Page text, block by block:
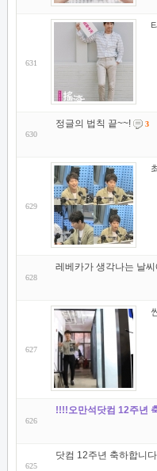
631
630
정글의 법칙 끝~~! 3
629
628
레베카가 생각나는 날씨
627
626
!!!!오만석닷컴 12주년
625
닷컴 12주년 축하합니